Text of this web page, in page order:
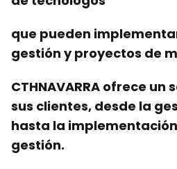
que pueden
gestión yproyectos de
CTHNAVARRA ofrece un
sus clientes, desde la
hasta la
gestión.